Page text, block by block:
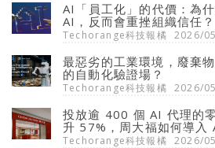
AI「員工化」的代價：為
AI，反而會重挫組織信任？
Techorange科技報橘 2026/
最惡劣的工業環境，廢棄
的自動化驗證場？
Techorange科技報橘 2026/
投放逾 400 個 AI 代理的
升 57%，周大福如何導入
Techorange科技報橘 2026/